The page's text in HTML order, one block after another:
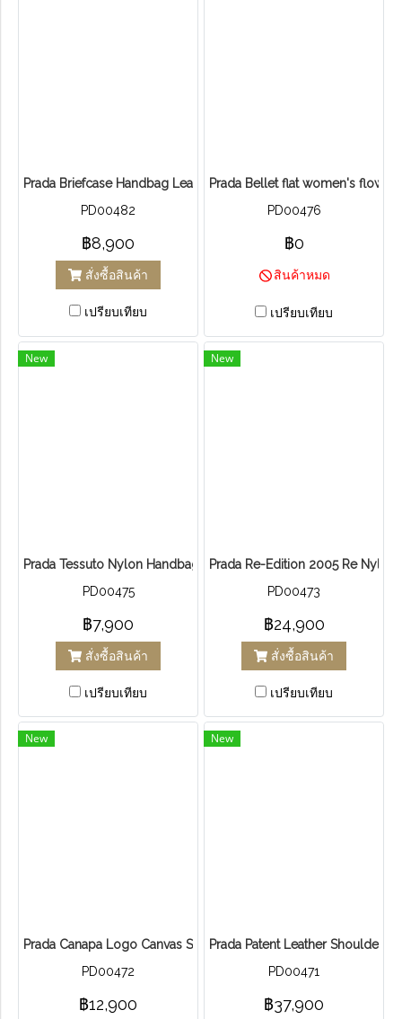
Prada Briefcase Handbag Leather
PD00482
฿8,900
สั่งซื้อสินค้า
เปรียบเทียบ
Prada Bellet flat women's flower
PD00476
฿0
สินค้าหมด
เปรียบเทียบ
New
Prada Tessuto Nylon Handbag
PD00475
฿7,900
สั่งซื้อสินค้า
เปรียบเทียบ
New
Prada Re-Edition 2005 Re
PD00473
฿24,900
สั่งซื้อสินค้า
เปรียบเทียบ
New
Prada Canapa Logo Canvas Satchel
PD00472
฿12,900
New
Prada Patent Leather Shoulder
PD00471
฿37,900